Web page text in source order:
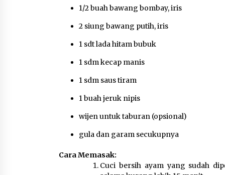
5 Agustus 2026
Respons Cepat Aduan Warga,
Rumah Roboh Korban
Bencana, Salurkan Bantuan
Rp30 Juta
5 Agustus 2026
1/2 buah bawang bombay, iris
2 siung bawang putih, iris
1 sdt lada hitam bubuk
1 sdm kecap manis
1 sdm saus tiram
1 buah jeruk nipis
wijen untuk taburan (opsional)
gula dan garam secukupnya
Cara Memasak:
Cuci bersih ayam yang sudah